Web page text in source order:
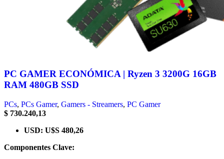
PC GAMER ECONÓMICA | Ryzen 3 3200G 16GB
RAM 480GB SSD
PCs, PCs Gamer, Gamers - Streamers, PС Gamer
$ 730.240,13
USD: U$S 480,26
Componentes Clave: